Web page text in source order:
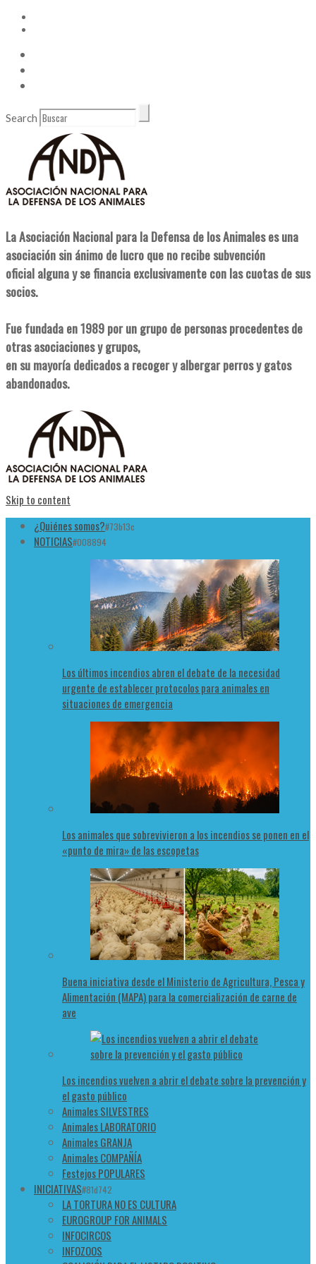
Search
La Asociación Nacional para la Defensa de los Animales es una
asociación sin ánimo de lucro que no recibe subvención
oficial alguna y se financia exclusivamente con las cuotas de sus
socios.
Fue fundada en 1989 por un grupo de personas procedentes de
otras asociaciones y grupos,
en su mayoría dedicados a recoger y albergar perros y gatos
abandonados.
Skip to content
¿Quiénes somos?#73b13c
NOTICIAS#008894
Los últimos incendios abren el debate de la necesidad
urgente de establecer protocolos para animales en
situaciones de emergencia
Los animales que sobrevivieron a los incendios se ponen en el
«punto de mira» de las escopetas
Buena iniciativa desde el Ministerio de Agricultura, Pesca y
Alimentación (MAPA) para la comercialización de carne de
ave
Los incendios vuelven a abrir el debate sobre la prevención y
el gasto público
Animales SILVESTRES
Animales LABORATORIO
Animales GRANJA
Animales COMPAÑÍA
Festejos POPULARES
INICIATIVAS#81d742
LA TORTURA NO ES CULTURA
EUROGROUP FOR ANIMALS
INFOCIRCOS
INFOZOOS